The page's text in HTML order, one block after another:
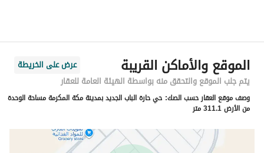
رقم المبنى
4233
الرقم الاضافي
7809
خط العرض
21.331438217348225
الموقع والأماكن القريبة
عرض على الخريطة
يتم جلب الموقع والتحقق منه بواسطة الهيئة العامة للعقار
وصف موقع العقار حسب الصك: حي حارة الباب الجديد بمدينة مكة المكرمة مساحة الوحدة
من الأرض 311.1 متر